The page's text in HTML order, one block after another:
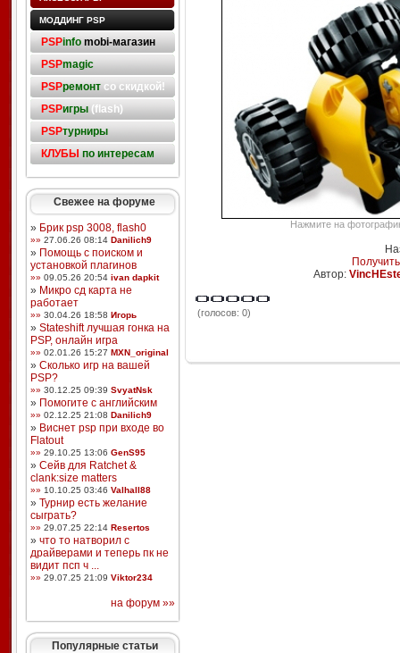
МОДДИНГ PSP
PSPinfo mobi-магазин
PSPmagic
PSPремонтсо скидкой!
PSPигры(flash)
PSPтурниры
КЛУБЫ по интересам
Свежее на форуме
» Брик psp 3008, flash0
»» 27.06.26 08:14 Danilich9
» Помощь с поиском и
установкой плагинов
»» 09.05.26 20:54 ivan dapkit
» Микро сд карта не
работает
»» 30.04.26 18:58 Игорь
» Stateshift лучшая гонка на
PSP, онлайн игра
»» 02.01.26 15:27 MXN_original
» Сколько игр на вашей
PSP?
»» 30.12.25 09:39 SvyatNsk
» Помогите с английским
»» 02.12.25 21:08 Danilich9
» Виснет psp при входе во
Flatout
»» 29.10.25 13:06 GenS95
» Сейв для Ratchet &
clank:size matters
»» 10.10.25 03:46 Valhall88
» Турнир есть желание
сыграть?
»» 29.07.25 22:14 Resertos
» что то натворил с
драйверами и теперь пк не
видит псп ч ...
»» 29.07.25 21:09 Viktor234
на форум »»
Популярные статьи
Нажмите на
Автор:
(голосов: 0)